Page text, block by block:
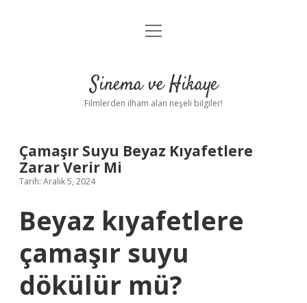
Gizlilik Politikası
Yasal Uyarı
menüyü
Sinema ve Hikaye
Filmlerden ilham alan neşeli bilgiler!
Çamaşır Suyu Beyaz Kıyafetlere
Zarar Verir Mi
Tarih: Aralık 5, 2024
Beyaz kıyafetlere
çamaşır suyu
dökülür mü?